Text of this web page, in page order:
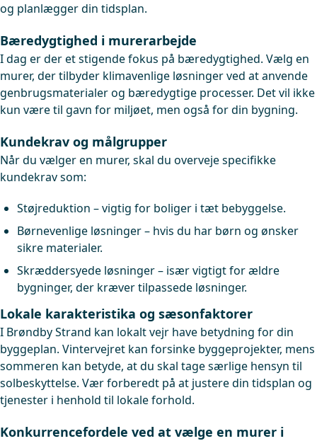
og planlægger din tidsplan.
Bæredygtighed i murerarbejde
I dag er der et stigende fokus på bæredygtighed. Vælg en
murer, der tilbyder klimavenlige løsninger ved at anvende
genbrugsmaterialer og bæredygtige processer. Det vil ikke
kun være til gavn for miljøet, men også for din bygning.
Kundekrav og målgrupper
Når du vælger en murer, skal du overveje specifikke
kundekrav som:
Støjreduktion – vigtig for boliger i tæt bebyggelse.
Børnevenlige løsninger – hvis du har børn og ønsker
sikre materialer.
Skræddersyede løsninger – især vigtigt for ældre
bygninger, der kræver tilpassede løsninger.
Lokale karakteristika og sæsonfaktorer
I Brøndby Strand kan lokalt vejr have betydning for din
byggeplan. Vintervejret kan forsinke byggeprojekter, mens
sommeren kan betyde, at du skal tage særlige hensyn til
solbeskyttelse. Vær forberedt på at justere din tidsplan og
tjenester i henhold til lokale forhold.
Konkurrencefordele ved at vælge en murer i